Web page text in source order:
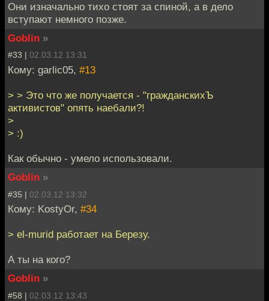
Они изначально тихо стоят за спиной, а в дело
вступают немного позже.
Goblin »
#33 | 02.03.12 13:31
Кому: garlic05, #13
> > Это что же получается - "гражданскихЪ
активистов" опять наебали?!
>
> :)
Как обычно - умело использовали.
Goblin »
#35 | 02.03.12 13:32
Кому: KostyOr, #34
> el-murid работает на Березу.
А ты на кого?
Goblin »
#58 | 02.03.12 13:43